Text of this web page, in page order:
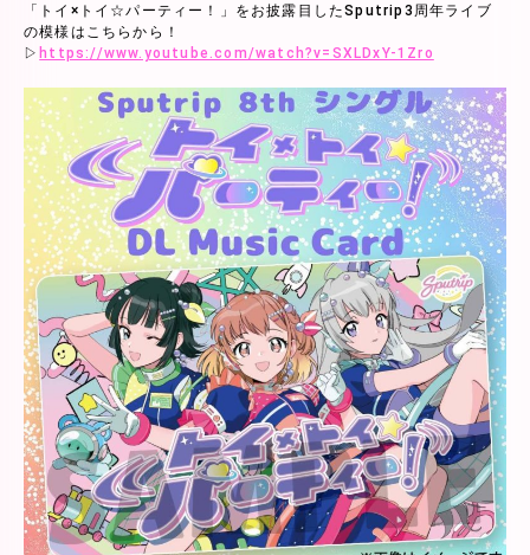
「トイ×トイ☆パーティー！」をお披露目したSputrip3周年ライブ
の模様はこちらから！
▷ https://www.youtube.com/watch?v=SXLDxY-1Zro